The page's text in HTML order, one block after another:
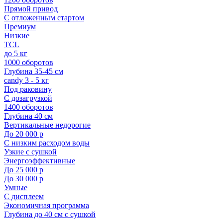
Прямой привод
С отложенным стартом
Премиум
Низкие
TCL
до 5 кг
1000 оборотов
Глубина 35-45 см
candy 3 - 5 кг
Под раковину
С дозагрузкой
1400 оборотов
Глубина 40 см
Вертикальные недорогие
До 20 000 р
С низким расходом воды
Узкие с сушкой
Энергоэффективные
До 25 000 р
До 30 000 р
Умные
С дисплеем
Экономичная программа
Глубина до 40 см с сушкой